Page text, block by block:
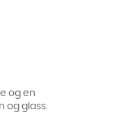
og en
og glass.